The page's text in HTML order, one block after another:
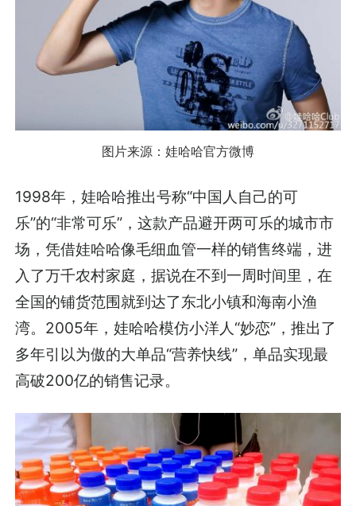
图片来源：娃哈哈官方微博
1998年，娃哈哈推出号称“中国人自己的可
乐”的“非常可乐”，这款产品避开两可乐的城市市
场，凭借娃哈哈像毛细血管一样的销售终端，进
入了万千农村家庭，据说在不到一周时间里，在
全国的铺货范围就到达了东北小镇和海南小渔
湾。2005年，娃哈哈模仿小洋人“妙恋”，推出了
多年引以为傲的大单品“营养快线”，单品实现最
高破200亿的销售记录。